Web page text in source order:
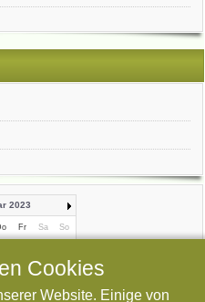
2023
Fr Sa So
9 11 12
17 18 19
Cookies
Website. Einige von